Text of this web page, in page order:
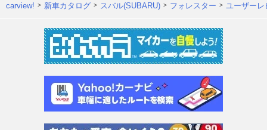
carview! 新車カタログ スバル(SUBARU) フォレスター ユーザー